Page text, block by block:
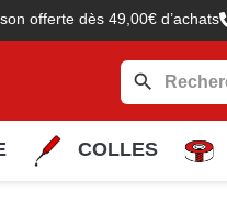
offerte dès 49,00€ d’achats
search
COLLES